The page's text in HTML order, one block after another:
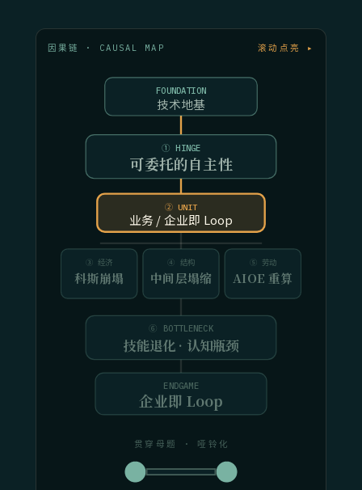
因果链 · CAUSAL MAP 滚动点亮 ▸
FOUNDATION
技术地基
① HINGE
可委托的自主性
② UNIT
业务 / 企业即 Loop
③ 经济
科斯崩塌
④ 结构
中间层塌缩
⑤ 劳动
AIOE 重算
⑥ BOTTLENECK
技能退化 · 认知瓶颈
ENDGAME
企业即 Loop
贯穿母题 · 哑铃化